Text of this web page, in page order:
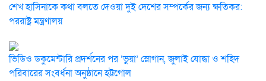
শেখ হাসিনাকে কথা বলতে দেওয়া দুই দেশের সম্পর্কের জন্য ক্ষতিকর:
পররাষ্ট্র মন্ত্রণালয়
ভিডিও ডকুমেন্টারি প্রদর্শনের পর ‘ভুয়া’ স্লোগান, জুলাই যোদ্ধা ও শহিদ
পরিবারের সংবর্ধনা অনুষ্ঠানে হট্টগোল